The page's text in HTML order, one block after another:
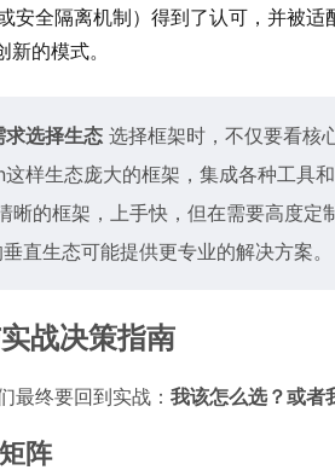
安全隔离机制）得到了认可，并被
新的模式。
求选择生态 选择框架时，不仅要看核
样生态庞大的框架，集成各种工具
晰的框架，上手快，但在需要高度定
直生态可能提供更专业的解决方案。
战决策指南
最终要回到实战： 我该怎么选？或者
阵